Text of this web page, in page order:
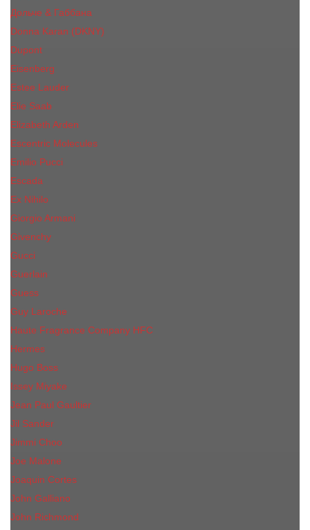
Дольче & Габбана
Donna Karan (DKNY)
Dupont
Eisenberg
Еsteе Lаudеr
Elie Saab
Elizabeth Arden
Escentric Molecules
Emilio Pucci
Escada
Ex Nihilo
Giorgio Armani
Givenchy
Gucci
Guerlain
Guess
Guy Laroche
Haute Fragrance Company HFC
Hermes
Hugo Boss
Issey Miyake
Jean Paul Gaultier
Jil Sander
Jimmi Choo
Jое Malоnе
Joaquin Cortes
John Galliano
John Richmond